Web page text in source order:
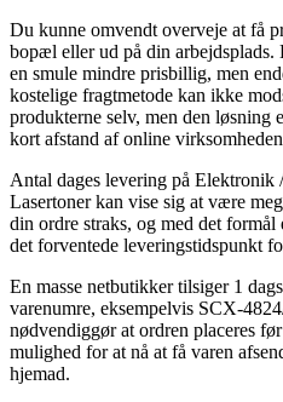
Du kunne omvendt overveje at få
bopæl eller ud på din arbejdsplads.
en smule mindre prisbillig, men
kostelige fragtmetode kan ikke
produkterne selv, men den løsning
kort afstand af online
Antal dages levering på
Lasertoner kan vise sig at være
din ordre straks, og med det
det forventede leveringstidspunkt
En masse netbutikker tilsiger 1
varenumre, eksempelvis SCX-
nødvendiggør at ordren placeres
mulighed for at nå at få varen
hjemad.